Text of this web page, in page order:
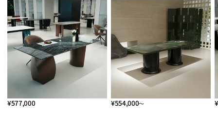
¥577,000 ¥554,000～